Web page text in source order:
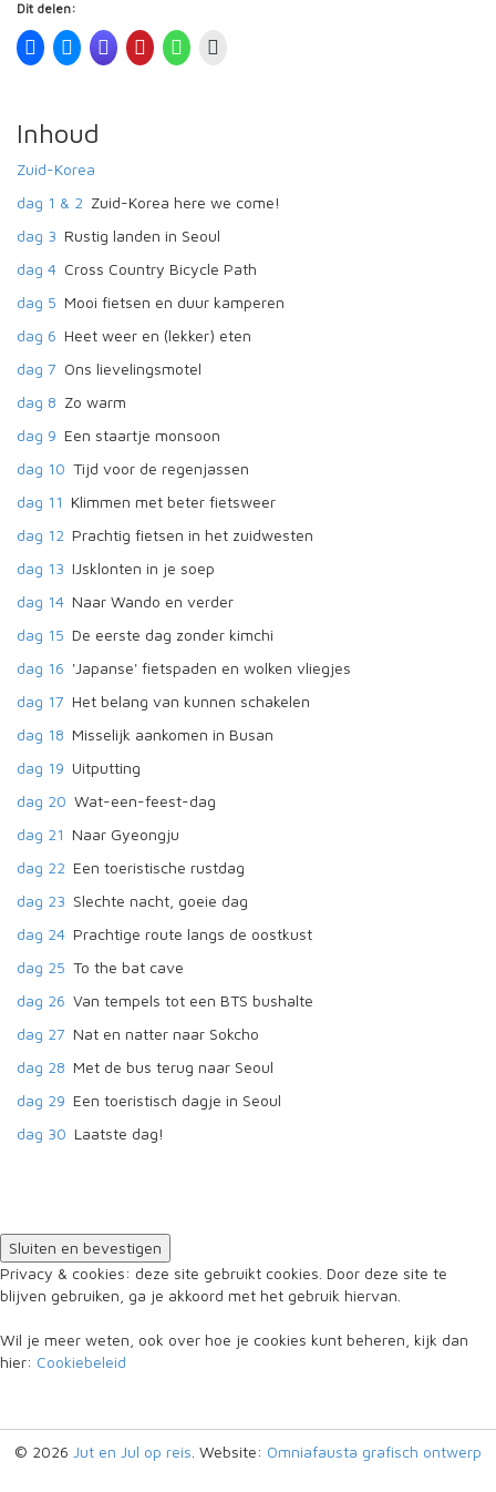
Dit delen:
Inhoud
Zuid-Korea
dag 1 & 2 Zuid-Korea here we come!
dag 3 Rustig landen in Seoul
dag 4 Cross Country Bicycle Path
dag 5 Mooi fietsen en duur kamperen
dag 6 Heet weer en (lekker) eten
dag 7 Ons lievelingsmotel
dag 8 Zo warm
dag 9 Een staartje monsoon
dag 10 Tijd voor de regenjassen
dag 11 Klimmen met beter fietsweer
dag 12 Prachtig fietsen in het zuidwesten
dag 13 IJsklonten in je soep
dag 14 Naar Wando en verder
dag 15 De eerste dag zonder kimchi
dag 16 'Japanse' fietspaden en wolken vliegjes
dag 17 Het belang van kunnen schakelen
dag 18 Misselijk aankomen in Busan
dag 19 Uitputting
dag 20 Wat-een-feest-dag
dag 21 Naar Gyeongju
dag 22 Een toeristische rustdag
dag 23 Slechte nacht, goeie dag
dag 24 Prachtige route langs de oostkust
dag 25 To the bat cave
dag 26 Van tempels tot een BTS bushalte
dag 27 Nat en natter naar Sokcho
dag 28 Met de bus terug naar Seoul
dag 29 Een toeristisch dagje in Seoul
dag 30 Laatste dag!
Privacy & cookies: deze site gebruikt cookies. Door deze site te
blijven gebruiken, ga je akkoord met het gebruik hiervan.
Wil je meer weten, ook over hoe je cookies kunt beheren, kijk dan
hier: Cookiebeleid
© 2026 Jut en Jul op reis . Website: Omniafausta grafisch ontwerp